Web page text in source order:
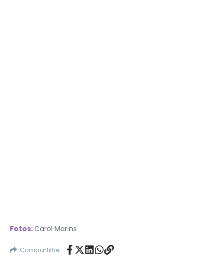
Fotos:Carol Marins
Compartilhe